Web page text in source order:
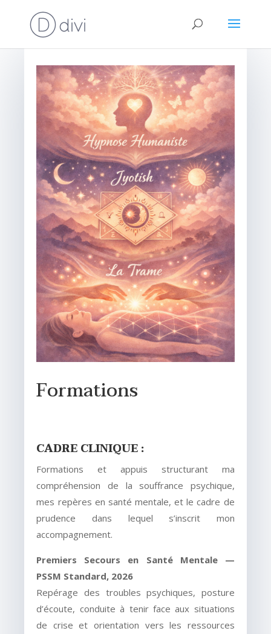
Formations
CADRE CLINIQUE :
Formations et appuis structurant ma
compréhension de la souffrance psychique,
mes repères en santé mentale, et le cadre de
prudence dans lequel s’inscrit mon
accompagnement.
Premiers Secours en Santé Mentale —
PSSM Standard, 2026
Repérage des troubles psychiques, posture
d’écoute, conduite à tenir face aux situations
de crise et orientation vers les ressources